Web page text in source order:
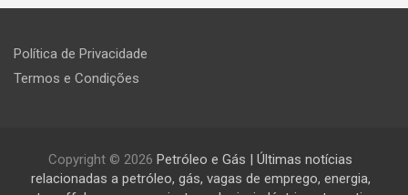
Política de Privacidade
Termos e Condições
Copyright © 2026 Petróleo e Gás | Últimas notícias
relacionadas a petróleo, gás, vagas de emprego, energia,